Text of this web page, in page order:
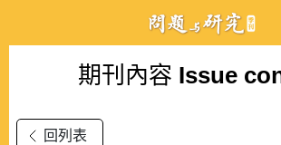
期刊內容 Issue
回列表